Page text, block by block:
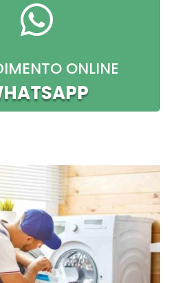

ONLINE